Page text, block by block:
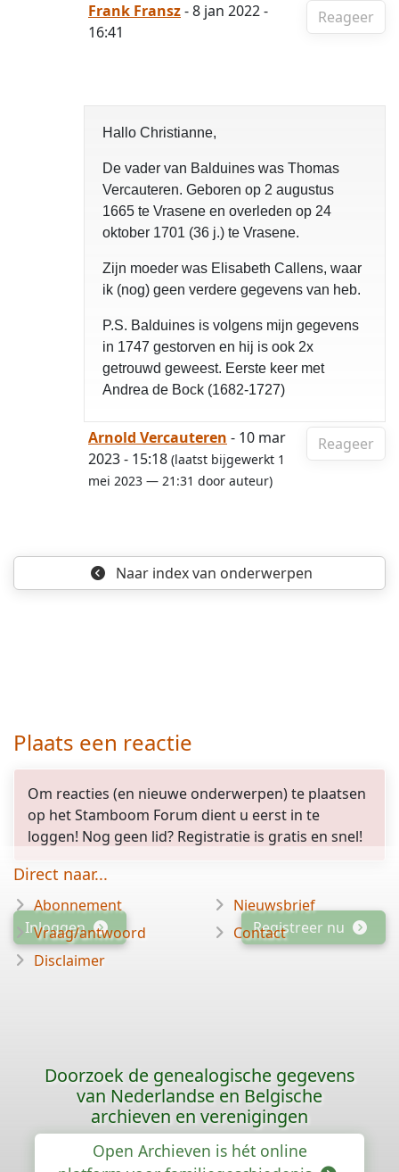
Reageer
Frank Fransz- 8 jan 2022 -
16:41
Hallo Christianne,
De vader van Balduines was Thomas
Vercauteren. Geboren op 2 augustus
1665 te Vrasene en overleden op 24
oktober 1701 (36 j.) te Vrasene.
Zijn moeder was Elisabeth Callens, waar
ik (nog) geen verdere gegevens van heb.
P.S. Balduines is volgens mijn gegevens
in 1747 gestorven en hij is ook 2x
getrouwd geweest. Eerste keer met
Andrea de Bock (1682-1727)
Reageer
Arnold Vercauteren - 10 mar
2023 - 15:18 (laatst bijgewerkt 1
mei 2023 — 21:31 door auteur)
Naar indexvan onderwerpen
Plaats een reactie
Om reacties (en nieuwe onderwerpen) te plaatsen
op het Stamboom Forum dient u eerst in te
loggen! Nog geen lid? Registratie is gratis en snel!
Inloggen Registreer nu
Direct naar...
Abonnement
Vraag/antwoord
Disclaimer
Nieuwsbrief
Contact
Doorzoek de genealogische gegevens
van Nederlandse en Belgische
archieven en verenigingen
Open Archieven is hét online